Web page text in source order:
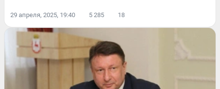
29 апреля, 2025, 19:40 5 285 18